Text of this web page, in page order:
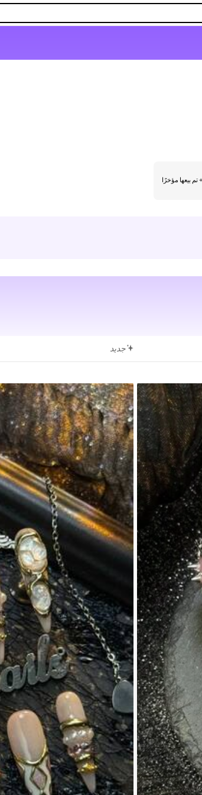
جديد